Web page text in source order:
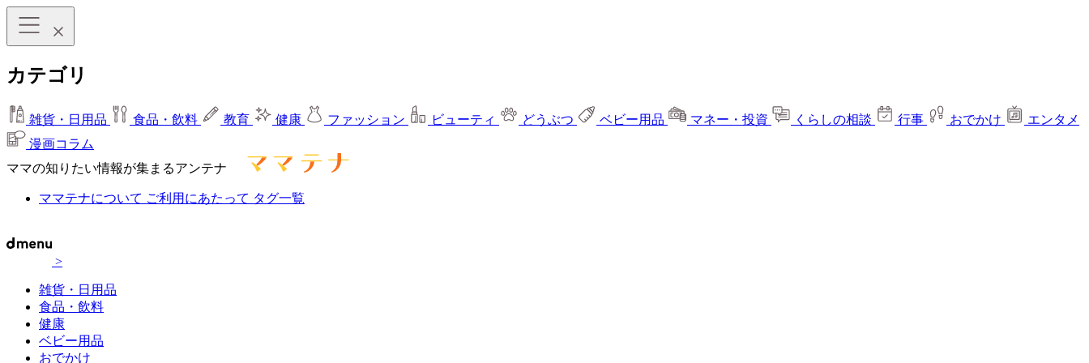
カテゴリ
雑貨・日用品 食品・飲料 教育 健康 ファッション ビューティ どうぶつ ベビー用品 マネー・投資 くらしの相談 行事 おでかけ
エンタメ
漫画コラム
ママの知りたい情報が集まるアンテナ
ママテナについて ご利用にあたって タグ一覧
>
雑貨・日用品
食品・飲料
健康
ベビー用品
おでかけ